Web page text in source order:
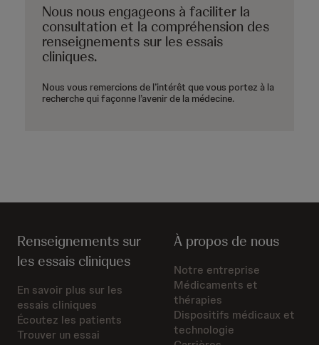
Nous nous engageons à faciliter la
consultation et la compréhension des
renseignements sur les essais
cliniques.
Nous vous remercions de l’intérêt que vous portez à la
recherche qui façonne l’avenir de la médecine.
Renseignements sur
les essais cliniques
En savoir plus sur les
essais cliniques
Écoutez les patients
Trouver un essai
À propos de nous
Notre entreprise
Médicaments et
thérapies
Dispositifs médicaux et
technologie